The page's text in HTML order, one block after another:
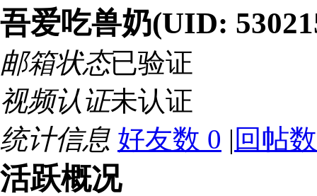
吾爱吃兽奶(UID:
邮箱状态已验证
视频认证未认证
统计信息 好友数 0 | 回帖
活跃概况